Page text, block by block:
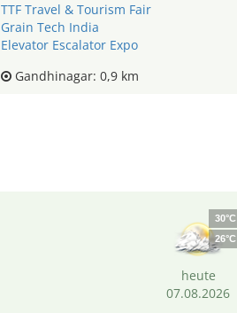
TTF Travel & Tourism Fair
Grain Tech India
Elevator Escalator Expo
Gandhinagar: 0,9 km
30°C
26°C
heute
07.08.2026